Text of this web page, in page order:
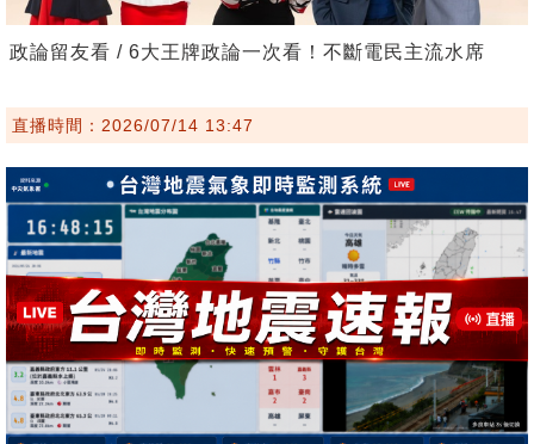
政論留友看 / 6大王牌政論一次看！不斷電民主流水席
直播時間：2026/07/14 13:47